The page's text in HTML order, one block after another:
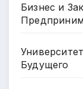
Бизнес и
Будущего